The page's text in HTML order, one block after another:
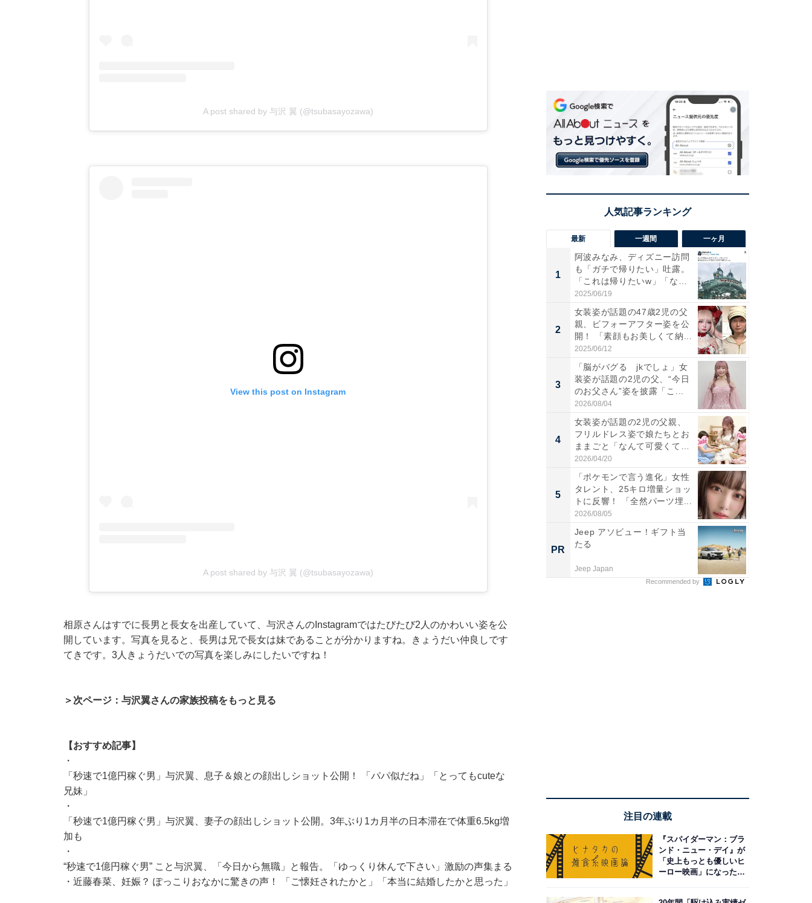
A post shared by 与沢 翼 (@tsubasayozawa)
View this post on Instagram
A post shared by 与沢 翼 (@tsubasayozawa)
相原さんはすでに長男と長女を出産していて、与沢さんのInstagramではたびたび2人のかわいい姿を公
開しています。写真を見ると、長男は兄で長女は妹であることが分かりますね。きょうだい仲良しです
てきです。3人きょうだいでの写真を楽しみにしたいですね！
＞次ページ：与沢翼さんの家族投稿をもっと見る
【おすすめ記事】
・
「秒速で1億円稼ぐ男」与沢翼、息子＆娘との顔出しショット公開！ 「パパ似だね」「とってもcuteな
兄妹」
・
「秒速で1億円稼ぐ男」与沢翼、妻子の顔出しショット公開。3年ぶり1カ月半の日本滞在で体重6.5kg増
加も
・
“秒速で1億円稼ぐ男” こと与沢翼、「今日から無職」と報告。「ゆっくり休んで下さい」激励の声集まる
・ 近藤春菜、妊娠？ ぽっこりおなかに驚きの声！ 「ご懐妊されたかと」「本当に結婚したかと思った」
最新 一週間 一ヶ月
1
阿波みなみ、ディズニー訪問
も「ガチで帰りたい」吐露。
「これは帰りたいw」「なん
ち...
2025/06/19
2
女装姿が話題の47歳2児の父
親、ビフォーアフター姿を公
開！ 「素顔もお美しくて納...
2025/06/12
3
「脳がバグる jkでしょ」女
装姿が話題の2児の父、“今日
のお父さん”姿を披露「こ...
2026/08/04
4
女装姿が話題の2児の父親、
フリルドレス姿で娘たちとお
ままごと「なんて可愛くて平
和...
2026/04/20
5
「ポケモンで言う進化」女性
タレント、25キロ増量ショッ
トに反響！ 「全然パーツ埋...
2026/08/05
PR
Jeep アソビュー！ギフト当
たる
Jeep Japan
Recommended by
注目の連載
『スパイダーマン：ブラ
ンド・ニュー・デイ』が
「史上もっとも優しいヒ
ーロー映画」になった理